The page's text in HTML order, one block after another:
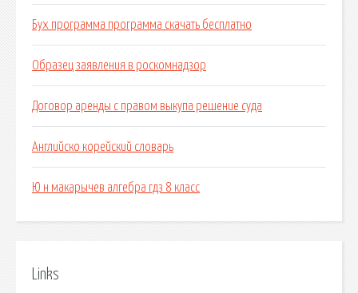
Бух программа программа скачать бесплатно
Образец заявления в роскомнадзор
Договор аренды с правом выкупа решение суда
Английско корейский словарь
Ю н макарычев алгебра гдз 8 класс
Links